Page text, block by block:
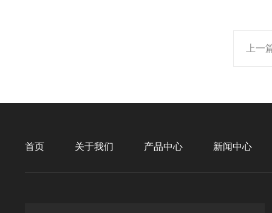
上一
首页 关于我们 产品中心 新闻中心